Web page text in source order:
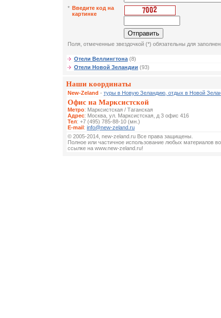
* Введите код на
картинке
Поля, отмеченные звездочкой (*) обязательны для
Отели Веллингтона(8)
Отели Новой Зеландии (93)
Наши координаты
New-Zeland - туры в Новую Зеландию, отдых в Новой
Офис на Марксистской
Метро: Марксистская / Таганская
Адрес: Москва, ул. Марксистская, д 3 офис 416
Тел: +7 (495) 785-88-10 (мн.)
E-mail: info@new-zeland.ru
© 2005-2014, new-zeland.ru Все права защищены.
Полное или частичное использование любых материалов
ссылке на www.new-zeland.ru!